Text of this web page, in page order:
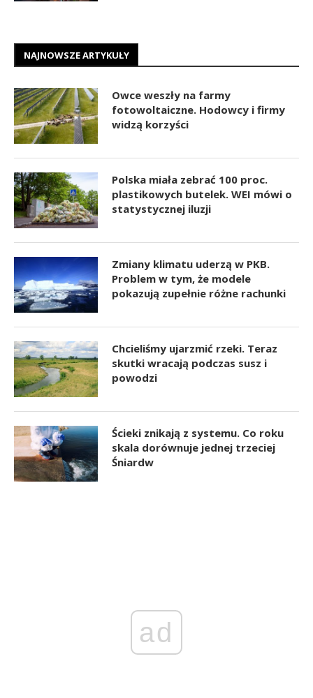
NAJNOWSZE ARTYKUŁY
Owce weszły na farmy
fotowoltaiczne. Hodowcy i firmy
widzą korzyści
Polska miała zebrać 100 proc.
plastikowych butelek. WEI mówi o
statystycznej iluzji
Zmiany klimatu uderzą w PKB.
Problem w tym, że modele
pokazują zupełnie różne rachunki
Chcieliśmy ujarzmić rzeki. Teraz
skutki wracają podczas susz i
powodzi
Ścieki znikają z systemu. Co roku
skala dorównuje jednej trzeciej
Śniardw
ad